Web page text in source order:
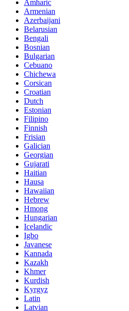
Amharic
Armenian
Azerbaijani
Belarusian
Bengali
Bosnian
Bulgarian
Cebuano
Chichewa
Corsican
Croatian
Dutch
Estonian
Filipino
Finnish
Frisian
Galician
Georgian
Gujarati
Haitian
Hausa
Hawaiian
Hebrew
Hmong
Hungarian
Icelandic
Igbo
Javanese
Kannada
Kazakh
Khmer
Kurdish
Kyrgyz
Latin
Latvian